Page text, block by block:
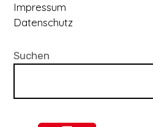
Impressum
Datenschutz
Suchen